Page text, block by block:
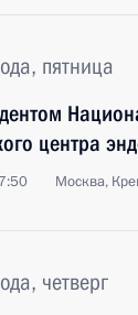
пятница
центра
Москва,
четверг